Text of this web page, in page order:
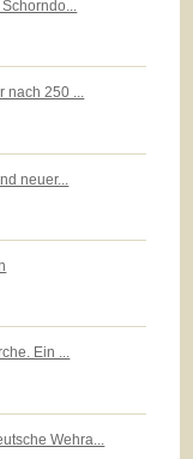
nach 250 ...
neuer...
Ein ...
Wehra...